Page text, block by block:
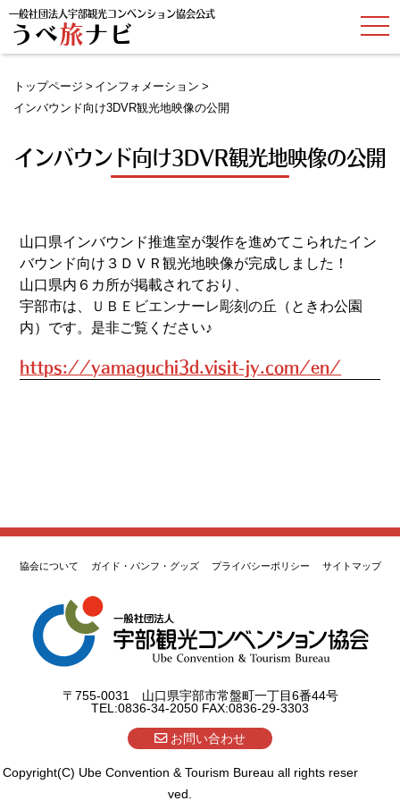
一般社団法人宇部観光コンベンション協会公式
うべ旅ナビ
t
o
g
a
トップページ
インフォメーション
インバウンド向け3DVR観光地映像の公開
インバウンド向け3DVR観光地映像の公開
山口県インバウンド推進室が製作を進めてこられたイン
バウンド向け３ＤＶＲ観光地映像が完成しました！
山口県内６カ所が掲載されており、
宇部市は、
ＵＢＥビエンナーレ彫刻の丘
（ときわ公園
内）です。 是非ご覧ください♪
https://yamaguchi3d.visit-jy.com/en/
協会について ガイド・パンフ・グッズ プライバシーポリシー サイトマップ
〒755-0031 山口県宇部市常盤町一丁目6番44号
TEL:0836-34-2050 FAX:0836-29-3303
お問い合わせ
Copyright(C) Ube Convention & Tourism Bureau all rights reser
ved.